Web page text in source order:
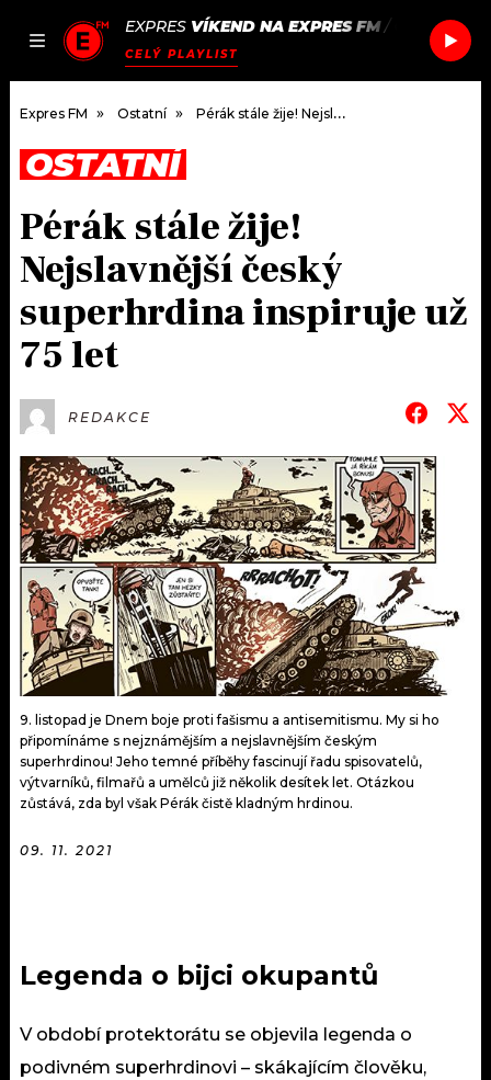
JAK
SEZNAM.CZ
EXPRES VÍKEND NA EXPRES FM/ CHANCE
CELÝ PLAYLIST
DOMŮ
ČLÁNKY
AKTUÁLNĚ
HUDBA
ROZHOVORY
KALENDÁŘ
KVÍZY
VIP
TRENDY
KULTURA
MIX
PODCASTY
JAK NALADIT
RÁDIO
APLIKACE
PROGRAM
PLAYLIST
JAK NALADIT
SOUTĚŽE
Expres FM Ostatní Pérák stále žije! Nejslavnější český superhrdina inspiruje už 75 let
OSTATNÍ
Pérák stále žije!
Nejslavnější český
superhrdina inspiruje už
75 let
REDAKCE
9. listopad je Dnem boje proti fašismu a antisemitismu. My si ho
připomínáme s nejznámějším a nejslavnějším českým
superhrdinou! Jeho temné příběhy fascinují řadu spisovatelů,
výtvarníků, filmařů a umělců již několik desítek let. Otázkou
zůstává, zda byl však Pérák čistě kladným hrdinou.
09. 11. 2021
Legenda o bijci okupantů
V období protektorátu se objevila legenda o
podivném superhrdinovi – skákajícím člověku,